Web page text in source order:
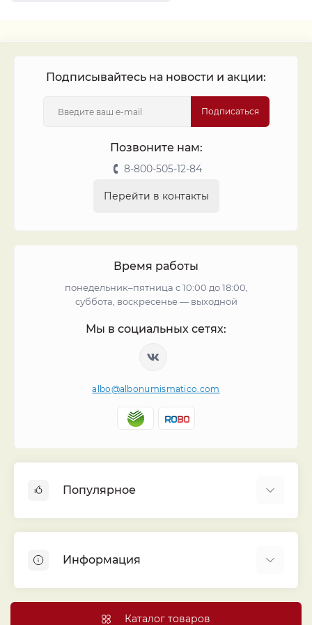
Подписывайтесь на новости и акции:
Подписаться
Позвоните нам:
8-800-505-12-84
Перейти в контакты
Время работы
понедельник–пятница с 10:00 до 18:00,
суббота, воскресенье — выходной
Мы в социальных сетях:
albo@albonumismatico.com
Популярное
Монеты
Банкноты
Листы для монет
Информация
Каталог товаров